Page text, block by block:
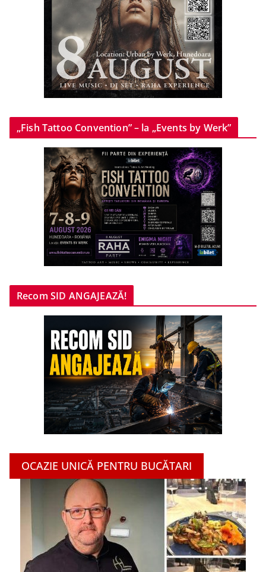
„Fish Tattoo Convention” – la „Events by Werk”
Recom SID ANGAJEAZĂ!
OCAZIE UNICĂ PENTRU BUCĂTARI